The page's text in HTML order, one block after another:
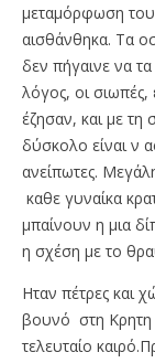
μεταμόρφωση
αισθάνθηκα. Τα
δεν πήγαινε να
λόγος, οι
έζησαν, και με τη
δύσκολο είναι ν
ανείπωτες.
καθε γυναίκα
μπαίνουν η μια
η σχέση με το
Ηταν πέτρες και
βουνό στη Κρητη
τελευταίο